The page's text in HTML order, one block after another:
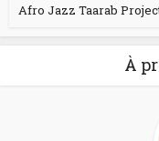
Afro Jazz Taarab
À